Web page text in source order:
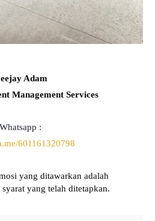
Adam
Management Services
Whatsapp :
601161320798
yang ditawarkan adalah
yang telah ditetapkan.